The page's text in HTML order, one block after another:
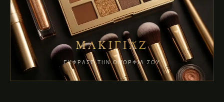
ΜΑΚΙΓΙΆΖ
ΈΚΦΡΑΣΕ ΤΗΝ ΟΜΟΡΦΙΆ ΣΟΥ